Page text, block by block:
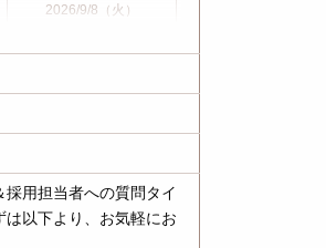
2026/9/8（火）
13:30～14:30
用担当者への質問タイ
以下より、お気軽にお